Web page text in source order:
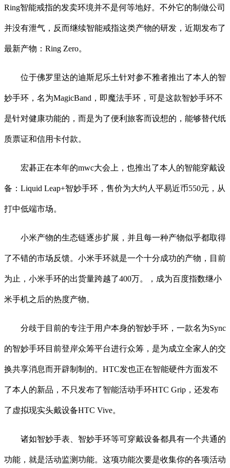
Ring智能戒指的发卖环境并不是何等地好。不外它的制做公司
并没有泄气，反而继续智能戒指这类产物的研发，近期发布了
最新产物：Ring Zero。
位于佛罗里达的迪斯尼乐土针对参不雅者推出了本人的智
妙手环，名为MagicBand，即魔法手环，可是这款智妙手环不
是针对健康功能的，而是为了便利旅客而设想的，能够替代纸
质票证和信用卡付款。
宏碁正在本年的mwc大会上，也推出了本人的智能穿戴设
备：Liquid Leap+智妙手环，售价为大约人平易近币550元，从
打中低端市场。
小米产物的生态链逐步扩展，并且每一种产物似乎都取得
了不错的市场反馈。小米手环就是一个十分成功的产物，目前
为止，小米手环的出货量跨越了400万。，成为百度指数继小
米手机之后的热度产物。
分歧于目前的专注于用户本身的智妙手环，一款名为Sync
的智妙手环目前登岸众筹平台进行众筹，是为成立全家人的交
换共享消息而开辟制制的。HTC发也正在智能硬件方面发不
了本人的新品，不只发布了智能活动手环HTC Grip，还发布
了虚拟现实头戴设备HTC Vive。
诸如智妙手表、智妙手环等可穿戴设备都具有一个共通的
功能，就是活动监测功能。这项功能次要是收集你的各项活动